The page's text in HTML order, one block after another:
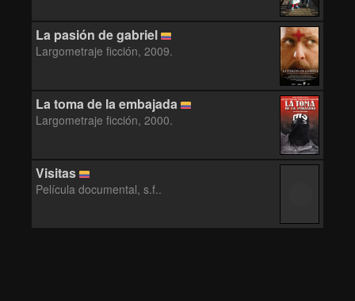
La pasión de gabriel
Largometraje ficción, 2009.
La toma de la embajada
Largometraje ficción, 2000.
Visitas
Película documental, s.f..